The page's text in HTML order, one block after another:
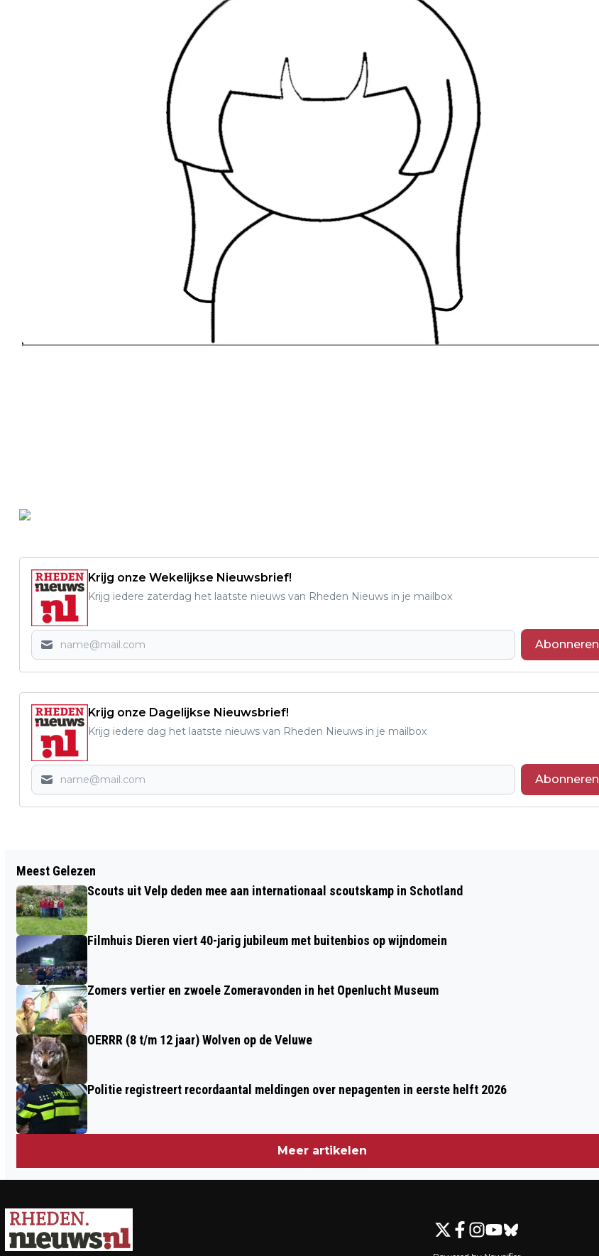
Krijg onze Wekelijkse Nieuwsbrief!
Krijg iedere zaterdag het laatste nieuws van Rheden Nieuws in je mailbox
Abonneren
Krijg onze Dagelijkse Nieuwsbrief!
Krijg iedere dag het laatste nieuws van Rheden Nieuws in je mailbox
Abonneren
NAJAARSMENU VAN HET VELPSCH
MAAL, EET U OOK GEZELLIG MEE?
POSTDUIVENVERENIGING VELP-ZUID
Meest Gelezen
Scouts uit Velp deden mee aan internationaal scoutskamp in Schotland
Filmhuis Dieren viert 40-jarig jubileum met buitenbios op wijndomein
Zomers vertier en zwoele Zomeravonden in het Openlucht Museum
OERRR (8 t/m 12 jaar) Wolven op de Veluwe
Politie registreert recordaantal meldingen over nepagenten in eerste helft 2026
Meer artikelen